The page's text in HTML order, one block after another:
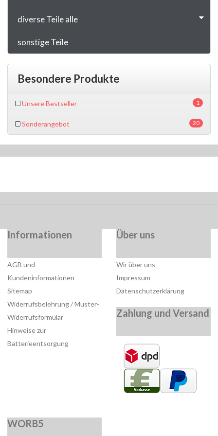
diverse Teile alle
sonstige Teile
Besondere Produkte
1
Unsere Bestseller
20
Sonderangebot
Informationen
AGB und
Kundeninformationen
Sitemap
Widerrufsbelehrung / Muster-
Widerrufsformular
Hinweise zur
Batterieentsorgung
Über uns
Wir über uns
Impressum
Datenschutzerklärung
Zahlung und Versand
WORB5